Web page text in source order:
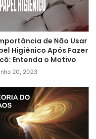
de Não Usar
Higiênico Após Fazer
Entenda o Motivo
20, 2023